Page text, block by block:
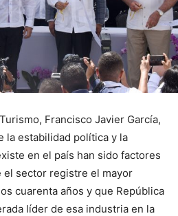
Francisco Javier García,
la estabilidad política y la
en el país han sido factores
el sector registre el mayor
cuarenta años y que República
líder de esa industria en la